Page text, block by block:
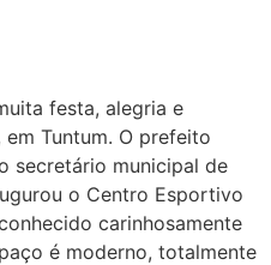
festa, alegria e
Tuntum. O prefeito
secretário municipal de
o Centro Esportivo
carinhosamente
é moderno, totalmente